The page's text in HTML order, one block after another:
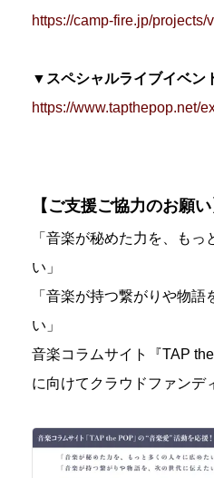
https://camp-fire.jp/projects/
▼スペシャルライブイベン
https://www.tapthepop.net/
【ご支援ご協力のお願い
「音楽が秘めた力を、も
い」
「音楽が持つ繋がりや物
い」
音楽コラムサイト『TAP
に向けてクラウドファンデ